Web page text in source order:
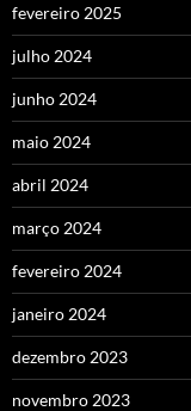
fevereiro 2025
julho 2024
junho 2024
maio 2024
abril 2024
março 2024
fevereiro 2024
janeiro 2024
dezembro 2023
novembro 2023